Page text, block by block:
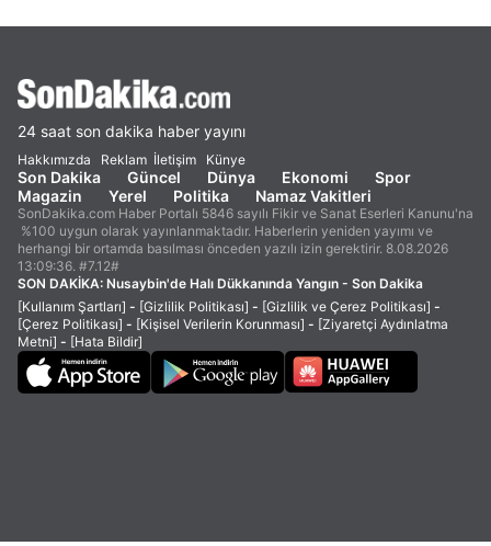
24 saat son dakika haber yayını
Hakkımızda Reklam İletişim Künye
Son Dakika Güncel Dünya Ekonomi
Spor
Magazin
Yerel Politika Namaz Vakitleri
SonDakika.com Haber Portalı 5846 sayılı Fikir ve Sanat Eserleri Kanunu'na
%100 uygun olarak yayınlanmaktadır. Haberlerin yeniden yayımı ve
herhangi bir ortamda basılması önceden yazılı izin gerektirir. 8.08.2026
13:09:36. #7.12#
SON DAKİKA: Nusaybin'de Halı Dükkanında Yangın - Son Dakika
[Kullanım Şartları] - [Gizlilik Politikası] - [Gizlilik ve Çerez Politikası] -
[Çerez Politikası] - [Kişisel Verilerin Korunması] - [Ziyaretçi Aydınlatma
Metni] - [Hata Bildir]